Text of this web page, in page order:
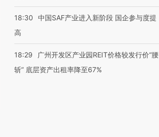
18:30
中国SAF产业进入新阶段 国企参与度提
高
18:29
广州开发区产业园REIT价格较发行价“腰
斩” 底层资产出租率降至67%